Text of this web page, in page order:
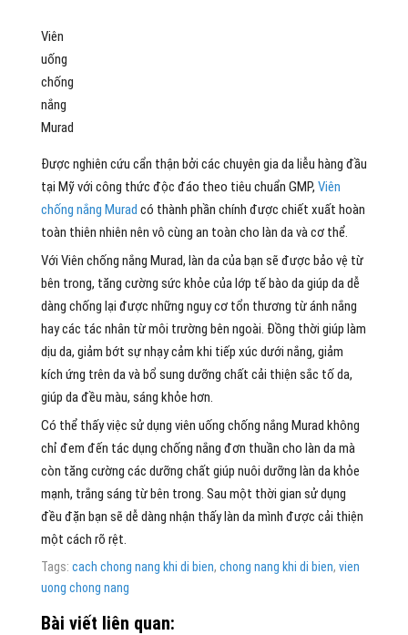
Viên
uống
chống
nắng
Murad
Được nghiên cứu cẩn thận bởi các chuyên gia da liễu hàng đầu
tại Mỹ với công thức độc đáo theo tiêu chuẩn GMP, Viên
chống nắng Murad có thành phần chính được chiết xuất hoàn
toàn thiên nhiên nên vô cùng an toàn cho làn da và cơ thể.
Với Viên chống nắng Murad, làn da của bạn sẽ được bảo vệ từ
bên trong, tăng cường sức khỏe của lớp tế bào da giúp da dễ
dàng chống lại được những nguy cơ tổn thương từ ánh nắng
hay các tác nhân từ môi trường bên ngoài. Đồng thời giúp làm
dịu da, giảm bớt sự nhạy cảm khi tiếp xúc dưới nắng, giảm
kích ứng trên da và bổ sung dưỡng chất cải thiện sắc tố da,
giúp da đều màu, sáng khỏe hơn.
Có thể thấy việc sử dụng viên uống chống nắng Murad không
chỉ đem đến tác dụng chống nắng đơn thuần cho làn da mà
còn tăng cường các dưỡng chất giúp nuôi dưỡng làn da khỏe
mạnh, trắng sáng từ bên trong. Sau một thời gian sử dụng
đều đặn bạn sẽ dễ dàng nhận thấy làn da mình được cải thiện
một cách rõ rệt.
Tags: cach chong nang khi di bien, chong nang khi di bien, vien
uong chong nang
Bài viết liên quan: